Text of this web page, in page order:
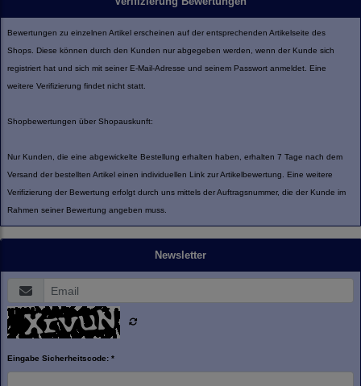
Bewertungen zu einzelnen Artikel erscheinen auf der entsprechenden Artikelseite des
Shops. Diese können durch den Kunden nur abgegeben werden, wenn der Kunde sich
registriert hat und sich mit seiner E-Mail-Adresse und seinem Passwort anmeldet. Eine
weitere Verifizierung findet nicht statt.
Shopbewertungen über Shopauskunft:
Nur Kunden, die eine abgewickelte Bestellung erhalten haben, erhalten 7 Tage nach dem
Versand der bestellten Artikel einen individuellen Link zur Artikelbewertung. Eine weitere
Verifizierung der Bewertung erfolgt durch uns mittels der Auftragsnummer, die der Kunde im
Rahmen seiner Bewertung angeben muss.
Newsletter
Eingabe Sicherheitscode: *